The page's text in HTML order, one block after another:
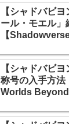
【シャドバビ
ール・モエル」
【
【シャドバビ
称号の入手方
Worlds Beyond